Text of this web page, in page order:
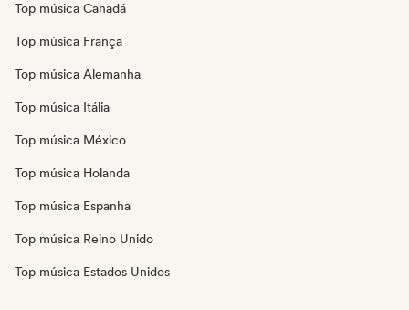
Top música Canadá
Top música França
Top música Alemanha
Top música Itália
Top música México
Top música Holanda
Top música Espanha
Top música Reino Unido
Top música Estados Unidos